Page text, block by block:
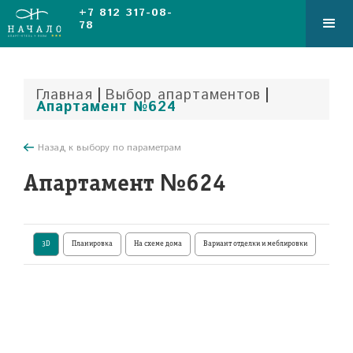
+7 812 317-08-
78
Главная | Выбор апартаментов |
Апартамент №624
Назад к выбору по параметрам
Апартамент №624
3D Планировка На схеме дома Вариант отделки и меблировки